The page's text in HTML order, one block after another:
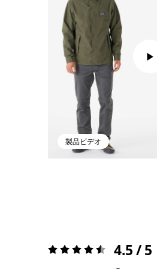
製品ビデオ
評価:4.5 / 5 4.5 / 5